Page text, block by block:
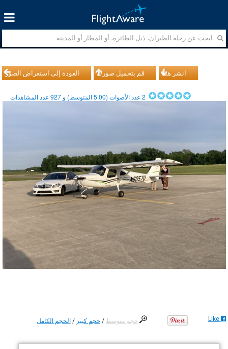
العودة إلى استعراض الصور قم بتحميل صورك انشر هذا
2عدد الأصوات (5.00المتوسط) و 927عدد المشاهدات
حجم متوسط /حجم كبير /الحجم الكامل Like